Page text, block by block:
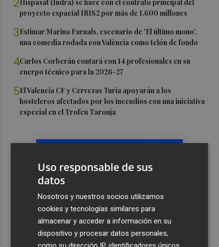
Hispasat (Indra) se hace con el contrato principal del
proyecto espacial IRIS2 por más de 1.600 millones
3Estimar Marina Farnals, escenario de 'El último mono',
una comedia rodada con València como telón de fondo
4Carlos Corberán contará con 14 profesionales en su
cuerpo técnico para la 2026-27
5El Valencia CF y Cervezas Turia apoyarán a los
hosteleros afectados por los incendios con una iniciativa
especial en el Trofeu Taronja
Uso responsable de sus
datos
Nosotros y nuestros socios utilizamos
cookies y tecnologías similares para
almacenar y acceder a información en su
dispositivo y procesar datos personales,